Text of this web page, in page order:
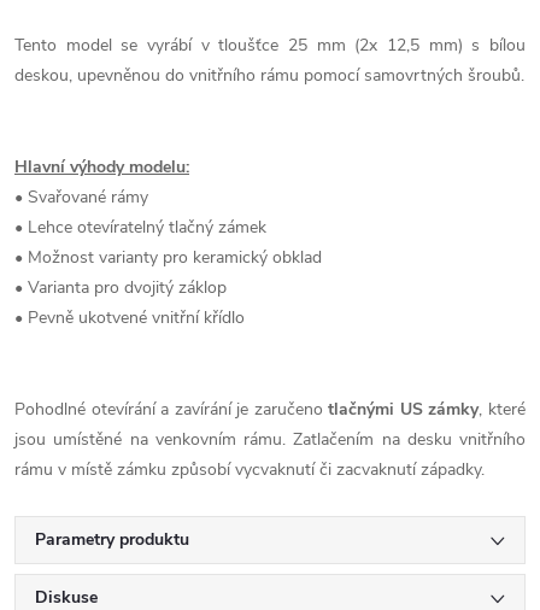
Tento model se vyrábí v tloušťce 25 mm (2x 12,5 mm) s bílou
deskou, upevněnou do vnitřního rámu pomocí samovrtných šroubů.
Hlavní výhody modelu:
• Svařované rámy
• Lehce otevíratelný tlačný zámek
• Možnost varianty pro keramický obklad
• Varianta pro dvojitý záklop
• Pevně ukotvené vnitřní křídlo
Pohodlné otevírání a zavírání je zaručenotlačnými US zámky, které
jsou umístěné na venkovním rámu. Zatlačením na desku vnitřního
rámu v místě zámku způsobí vycvaknutí či zacvaknutí západky.
Parametry produktu
Diskuse